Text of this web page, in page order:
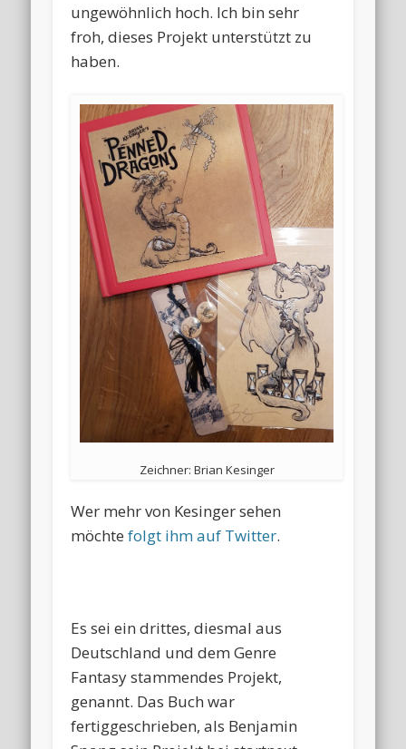
ungewöhnlich hoch. Ich bin sehr
froh, dieses Projekt unterstützt zu
haben.
Zeichner: Brian Kesinger
Wer mehr von Kesinger sehen
möchtefolgt ihm auf Twitter.
Es sei ein drittes, diesmal aus
Deutschland und dem Genre
Fantasy stammendes Projekt,
genannt. Das Buch war
fertiggeschrieben, als Benjamin